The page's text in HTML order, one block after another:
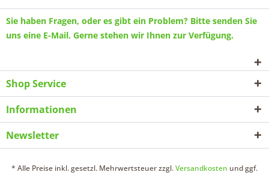
Sie haben Fragen, oder es gibt ein Problem? Bitte senden Sie
uns eine E-Mail. Gerne stehen wir Ihnen zur Verfügung.
Shop Service
Informationen
Newsletter
* Alle Preise inkl. gesetzl. Mehrwertsteuer zzgl.Versandkosten und ggf.